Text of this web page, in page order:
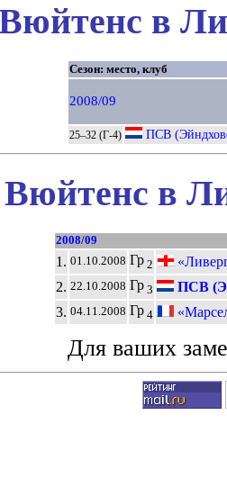
в
Сезон: место, клуб
2008/09
25–32 (Г-4) ПСВ
в
2008/09
1. 01.10.2008 Гр2
2. 22.10.2008 Гр3
ПСВ
3. 04.11.2008 Гр4
Для ваших